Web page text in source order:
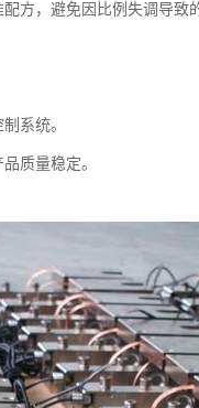
方，避免因比例失调导致
系统。
质量稳定。